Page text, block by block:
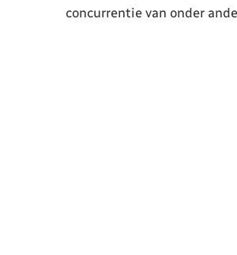
concurrentie van onder